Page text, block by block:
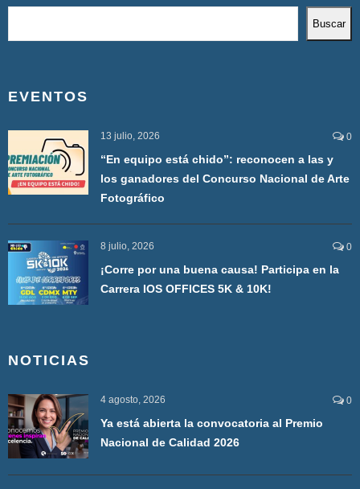
Buscar
EVENTOS
13 julio, 2026 0
“En equipo está chido”: reconocen a las y
los ganadores del Concurso Nacional de Arte
Fotográfico
8 julio, 2026 0
¡Corre por una buena causa! Participa en la
Carrera IOS OFFICES 5K & 10K!
NOTICIAS
4 agosto, 2026 0
Ya está abierta la convocatoria al Premio
Nacional de Calidad 2026